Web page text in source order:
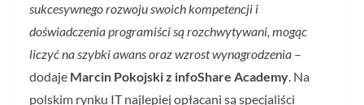
sukcesywnego rozwoju swoich kompetencji i
doświadczenia programiści są rozchwytywani, mogąc
liczyć na szybki awans oraz wzrost wynagrodzenia –
dodaje Marcin Pokojski z infoShare Academy. Na
polskim rynku IT najlepiej opłacani są specjaliści